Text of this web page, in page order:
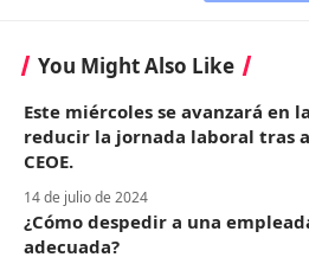
You Might Also Like
Este miércoles se avanzará en
reducir la jornada laboral tras
CEOE.
14 de julio de 2024
¿Cómo despedir a una
adecuada?